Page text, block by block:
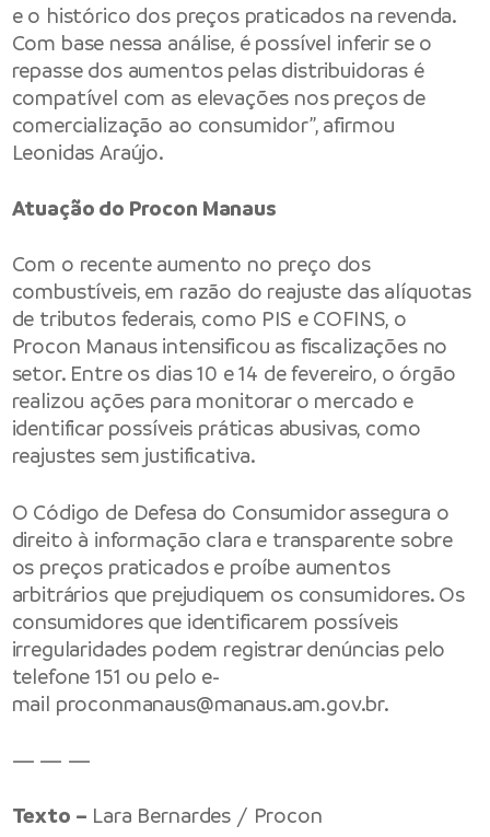
e o histórico dos preços praticados na revenda.
Com base nessa análise, é possível inferir se o
repasse dos aumentos pelas distribuidoras é
compatível com as elevações nos preços de
comercialização ao consumidor”, afirmou
Leonidas Araújo.
Atuação do Procon Manaus
Com o recente aumento no preço dos
combustíveis, em razão do reajuste das alíquotas
de tributos federais, como PIS e COFINS, o
Procon Manaus intensificou as fiscalizações no
setor. Entre os dias 10 e 14 de fevereiro, o órgão
realizou ações para monitorar o mercado e
identificar possíveis práticas abusivas, como
reajustes sem justificativa.
O Código de Defesa do Consumidor assegura o
direito à informação clara e transparente sobre
os preços praticados e proíbe aumentos
arbitrários que prejudiquem os consumidores. Os
consumidores que identificarem possíveis
irregularidades podem registrar denúncias pelo
telefone 151 ou pelo e-
mail proconmanaus@manaus.am.gov.br.
— — —
Texto – Lara Bernardes / Procon